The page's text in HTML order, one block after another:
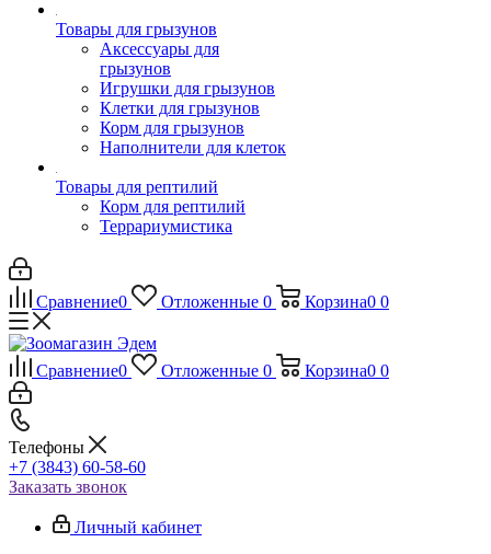
Товары для грызунов
Аксессуары для
грызунов
Игрушки для грызунов
Клетки для грызунов
Корм для грызунов
Наполнители для клеток
Товары для рептилий
Корм для рептилий
Террариумистика
Сравнение0 Отложенные 0 Корзина0 0
Сравнение0 Отложенные 0 Корзина0 0
Телефоны
+7 (3843) 60-58-60
Заказать звонок
Личный кабинет